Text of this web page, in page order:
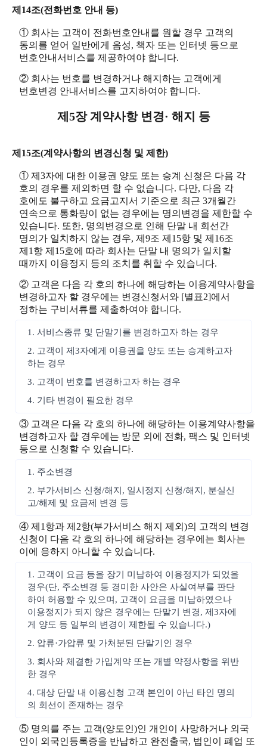
제14조(전화번호 안내 등)
① 회사는 고객이 전화번호안내를 원할 경우 고객의
동의를 얻어 일반에게 음성, 책자 또는 인터넷 등으로
번호안내서비스를 제공하여야 합니다.
② 회사는 번호를 변경하거나 해지하는 고객에게
번호변경 안내서비스를 고지하여야 합니다.
제5장 계약사항 변경· 해지 등
제15조(계약사항의 변경신청 및 제한)
① 제3자에 대한 이용권 양도 또는 승계 신청은 다음 각
호의 경우를 제외하면 할 수 없습니다. 다만, 다음 각
호에도 불구하고 요금고지서 기준으로 최근 3개월간
연속으로 통화량이 없는 경우에는 명의변경을 제한할 수
있습니다. 또한, 명의변경으로 인해 단말 내 회선간
명의가 일치하지 않는 경우, 제9조 제15항 및 제16조
제1항 제15호에 따라 회사는 단말 내 명의가 일치할
때까지 이용정지 등의 조치를 취할 수 있습니다.
② 고객은 다음 각 호의 하나에 해당하는 이용계약사항을
변경하고자 할 경우에는 변경신청서와 [별표2]에서
정하는 구비서류를 제출하여야 합니다.
1. 서비스종류 및 단말기를 변경하고자 하는 경우
2. 고객이 제3자에게 이용권을 양도 또는 승계하고자
하는 경우
3. 고객이 번호를 변경하고자 하는 경우
4. 기타 변경이 필요한 경우
③ 고객은 다음 각 호의 하나에 해당하는 이용계약사항을
변경하고자 할 경우에는 방문 외에 전화, 팩스 및 인터넷
등으로 신청할 수 있습니다.
1. 주소변경
2. 부가서비스 신청/해지, 일시정지 신청/해지, 분실신
고/해제 및 요금제 변경 등
④ 제1항과 제2항(부가서비스 해지 제외)의 고객의 변경
신청이 다음 각 호의 하나에 해당하는 경우에는 회사는
이에 응하지 아니할 수 있습니다.
1. 고객이 요금 등을 장기 미납하여 이용정지가 되었을
경우(단, 주소변경 등 경미한 사안은 사실여부를 판단
하여 허용할 수 있으며, 고객이 요금을 미납하였으나
이용정지가 되지 않은 경우에는 단말기 변경, 제3자에
게 양도 등 일부의 변경이 제한될 수 있습니다.)
2. 압류·가압류 및 가처분된 단말기인 경우
3. 회사와 체결한 가입계약 또는 개별 약정사항을 위반
한 경우
4. 대상 단말 내 이용신청 고객 본인이 아닌 타인 명의
의 회선이 존재하는 경우
⑤ 명의를 주는 고객(양도인)인 개인이 사망하거나 외국
인이 외국인등록증을 반납하고 완전출국, 법인이 폐업 또